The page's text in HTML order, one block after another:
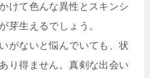
けて色んな異性とスキンシ
芽生えるでしょう。
がないと悩んでいても、状
り得ません。真剣な出会い